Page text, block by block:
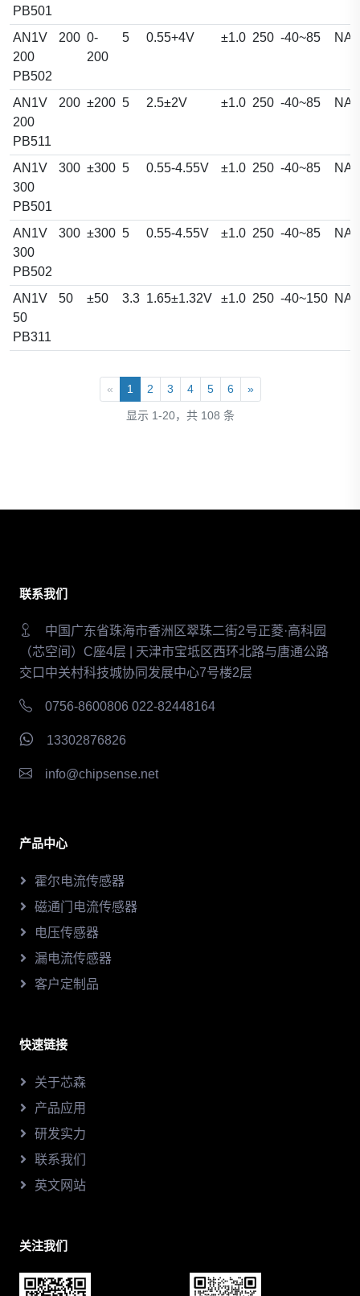
PB501
AN1V
200
PB502
200 0-
200
5 0.55+4V ±1.0 250 -40~85 NA
AN1V
200
PB511
200 ±200 5 2.5±2V ±1.0 250 -40~85 NA
AN1V
300
PB501
300 ±300 5 0.55-4.55V ±1.0 250 -40~85 NA
AN1V
300
PB502
300 ±300 5 0.55-4.55V ±1.0 250 -40~85 NA
AN1V
50
PB311
50 ±50 3.3 1.65±1.32V ±1.0 250 -40~150 NA
« 1 2 3 4 5 6 »
显示 1-20，共 108 条
联系我们
中国广东省珠海市香洲区翠珠二街2号正菱·高科园
（芯空间）C座4层 | 天津市宝坻区西环北路与唐通公路
交口中关村科技城协同发展中心7号楼2层
0756-8600806 022-82448164
13302876826
info@chipsense.net
产品中心
霍尔电流传感器
磁通门电流传感器
电压传感器
漏电流传感器
客户定制品
快速链接
关于芯森
产品应用
研发实力
联系我们
英文网站
关注我们